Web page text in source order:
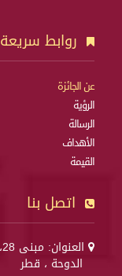
روابط سريعة
عن الجائزة
الرؤية
الرسالة
الأهداف
القيمة
اتصل بنا
العنوان: مبنى 28، الحي الثقافي (كتارا)،
الدوحة ، قطر